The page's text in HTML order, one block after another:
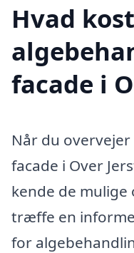
Hvad
facade i
Når du
facade i Over
kende de mulige
træffe en
for